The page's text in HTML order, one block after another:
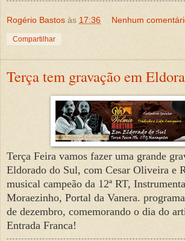
Rogério Bastos às 17:36 Nenhum
Compartilhar
Terça tem gravação em
Terça Feira vamos fazer uma grande
Eldorado do Sul, com Cesar Oliveira e
musical campeão da 12ª RT,
Moraezinho, Portal da Vanera.
de dezembro, comemorando o dia do
Entrada Franca!